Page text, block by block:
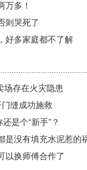
万多！
则哭死了
好多家庭都不了解
场存在火灾隐患
缝成功施救
是个“新手”？
是没有填充水泥惹的
以换师傅合作了